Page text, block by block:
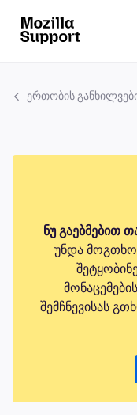
ერთობის
ნუ გაებმებით
უნდა
შემჩნევისას